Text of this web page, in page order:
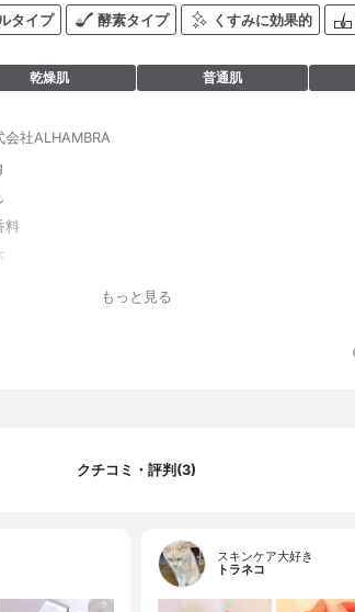
タイプ 酵素タイプ くすみに効果的
乾燥肌 普通肌
会社ALHAMBRA
料
もっと見る
クチコミ・評判(3)
スキンケア大好き
トラネコ